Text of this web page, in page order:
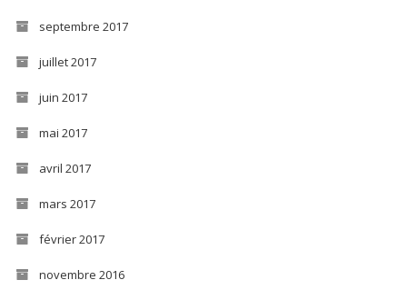
septembre 2017
juillet 2017
juin 2017
mai 2017
avril 2017
mars 2017
février 2017
novembre 2016